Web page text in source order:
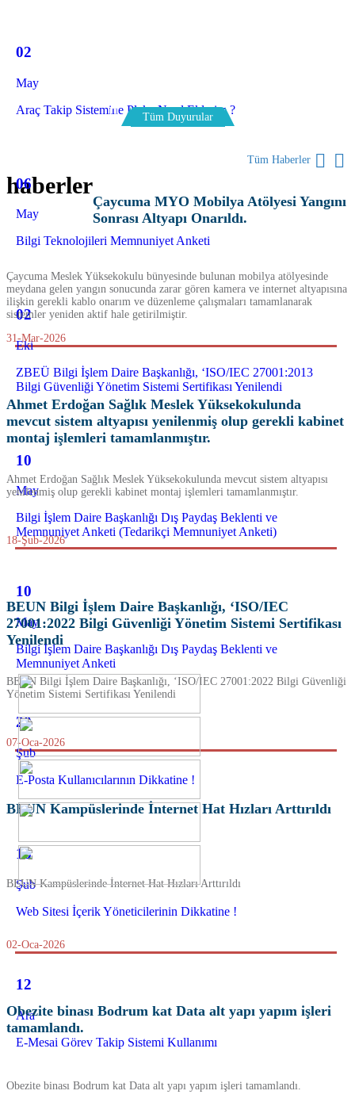
02
May
Araç Takip Sistemine Plaka Nasıl Eklerim ?
06
May
Bilgi Teknolojileri Memnuniyet Anketi
02
Eki
ZBEÜ Bilgi İşlem Daire Başkanlığı, ‘ISO/IEC 27001:2013
Bilgi Güvenliği Yönetim Sistemi Sertifikası Yenilendi
10
May
Bilgi İşlem Daire Başkanlığı Dış Paydaş Beklenti ve
Memnuniyet Anketi (Tedarikçi Memnuniyet Anketi)
10
May
Bilgi İşlem Daire Başkanlığı Dış Paydaş Beklenti ve
Memnuniyet Anketi
20
Şub
E-Posta Kullanıcılarının Dikkatine !
13
Şub
Web Sitesi İçerik Yöneticilerinin Dikkatine !
12
Ara
E-Mesai Görev Takip Sistemi Kullanımı
Tüm Duyurular
haberler
Tüm Haberler
Çaycuma MYO Mobilya Atölyesi Yangını
Sonrası Altyapı Onarıldı.
Çaycuma Meslek Yüksekokulu bünyesinde bulunan mobilya atölyesinde
meydana gelen yangın sonucunda zarar gören kamera ve internet altyapısına
ilişkin gerekli kablo onarım ve düzenleme çalışmaları tamamlanarak
sistemler yeniden aktif hale getirilmiştir.
31-Mar-2026
Ahmet Erdoğan Sağlık Meslek Yüksekokulunda
mevcut sistem altyapısı yenilenmiş olup gerekli kabinet
montaj işlemleri tamamlanmıştır.
Ahmet Erdoğan Sağlık Meslek Yüksekokulunda mevcut sistem altyapısı
yenilenmiş olup gerekli kabinet montaj işlemleri tamamlanmıştır.
18-Şub-2026
BEUN Bilgi İşlem Daire Başkanlığı, ‘ISO/IEC
27001:2022 Bilgi Güvenliği Yönetim Sistemi Sertifikası
Yenilendi
BEUN Bilgi İşlem Daire Başkanlığı, ‘ISO/IEC 27001:2022 Bilgi Güvenliği
Yönetim Sistemi Sertifikası Yenilendi
07-Oca-2026
BEUN Kampüslerinde İnternet Hat Hızları Arttırıldı
BEUN Kampüslerinde İnternet Hat Hızları Arttırıldı
02-Oca-2026
Obezite binası Bodrum kat Data alt yapı yapım işleri
tamamlandı.
Obezite binası Bodrum kat Data alt yapı yapım işleri tamamlandı.